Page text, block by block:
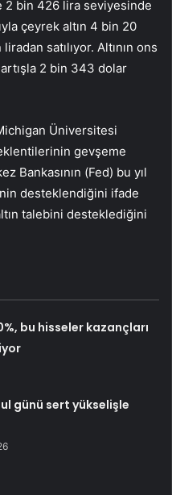
2 bin 426 lira seviyesinde
çeyrek altın 4 bin 20
satılıyor. Altının ons
2 bin 343 dolar
Üniversitesi
gevşeme
Bankasının (Fed) bu yıl
desteklendiğini ifade
talebini desteklediğini
bu hisseler kazançları
günü sert yükselişle